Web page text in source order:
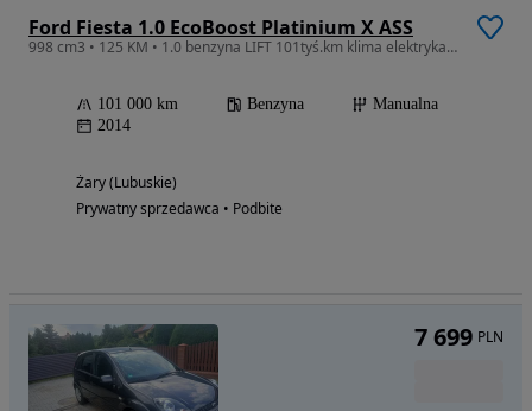
Ford Fiesta 1.0 EcoBoost Platinium X ASS
998 cm3 • 125 KM • 1.0 benzyna LIFT 101tyś.km klima elektryka stan BDB
101 000 km Benzyna
Manualna
2014
Żary (Lubuskie)
Prywatny sprzedawca • Podbite
7 699 PLN